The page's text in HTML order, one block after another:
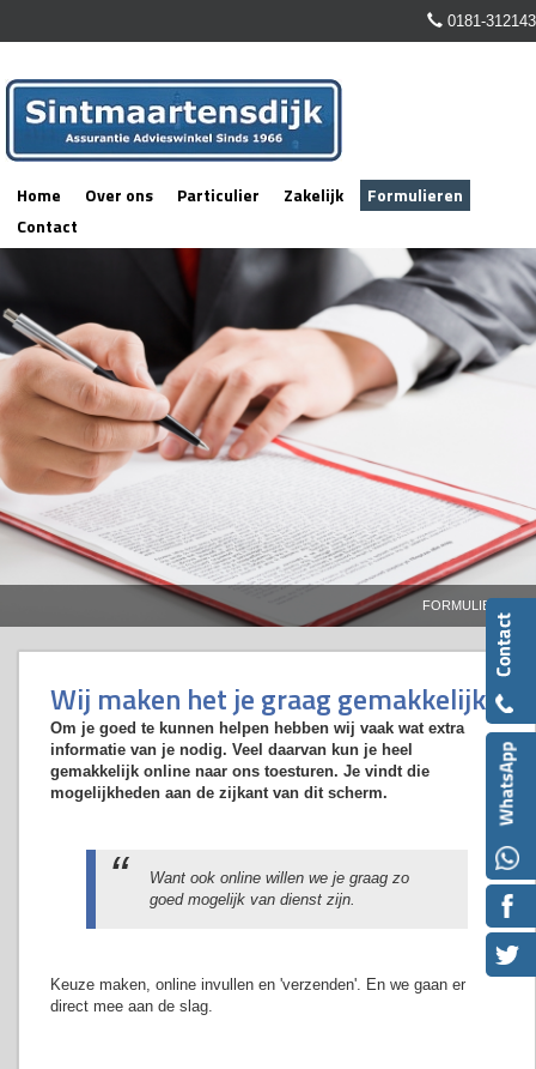
0181-312143
Home Over ons Particulier Zakelijk
Formulieren
Contact
FORMULIEREN
Wij maken het je graag gemakkelijk
Om je goed te kunnen helpen hebben wij vaak wat extra
informatie van je nodig. Veel daarvan kun je heel
gemakkelijk online naar ons toesturen. Je vindt die
mogelijkheden aan de zijkant van dit scherm.
Want ook online willen we je graag zo
goed mogelijk van dienst zijn.
Keuze maken, online invullen en 'verzenden'. En we gaan er
direct mee aan de slag.